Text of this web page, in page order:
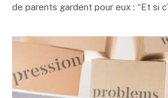
de parents gardent pour eux : “Et si